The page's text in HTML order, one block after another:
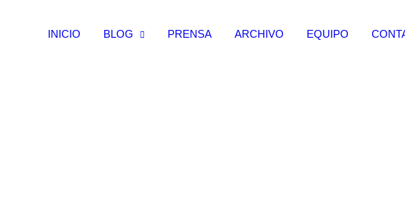
INICIO BLOG PRENSA ARCHIVO EQUIPO